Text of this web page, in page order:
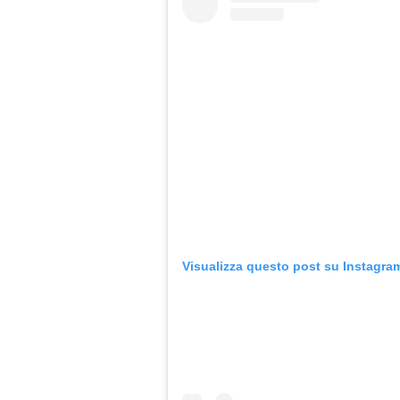
Visualizza questo post su